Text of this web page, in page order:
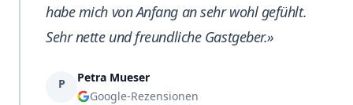
habe mich von Anfang an sehr wohl gefühlt.
Sehr nette und freundliche Gastgeber.»
P
Petra Mueser
Google-Rezensionen